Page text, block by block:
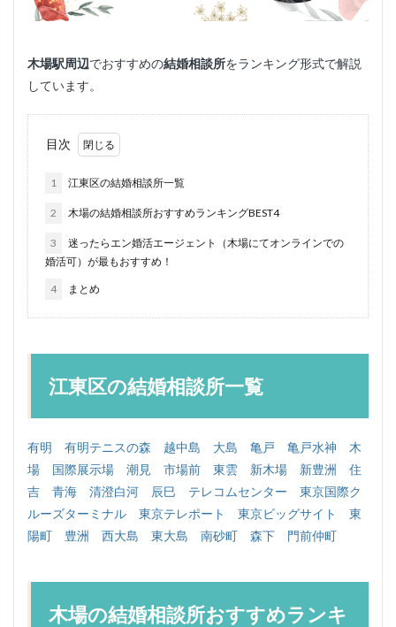
木場駅周辺でおすすめの結婚相談所をランキング形式で解説
しています。
目次
1 江東区の結婚相談所一覧
2 木場の結婚相談所おすすめランキングBEST4
3
迷ったらエン婚活エージェント（木場にてオンラインでの
婚活可）が最もおすすめ！
4 まとめ
江東区の結婚相談所一覧
有明 有明テニスの森 越中島 大島 亀戸 亀戸水神
木
場
国際展示場 潮見 市場前 東雲 新木場 新豊洲
住
吉
青海 清澄白河 辰巳 テレコムセンター
東京国際ク
ルーズターミナル
東京テレポート 東京ビッグサイト
東
陽町
豊洲 西大島 東大島 南砂町 森下 門前仲町
木場の結婚相談所おすすめランキ